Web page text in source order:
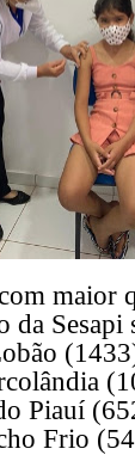
maior
da
Piauí
Frio